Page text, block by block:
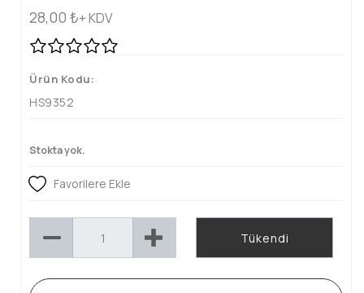
28,00 ₺+ KDV
Ürün Kodu:
HS9352
Stokta yok.
Favorilere Ekle
Tükendi